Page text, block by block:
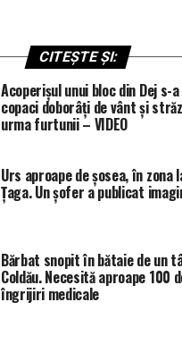
CITEȘTE ȘI:
Acoperișul unui bloc din Dej s-
copaci doborâți de vânt și
urma furtunii – VIDEO
Urs aproape de șosea, în zona
Țaga. Un șofer a publicat
Bărbat snopit în bătaie de un
Coldău. Necesită aproape 100
îngrijiri medicale